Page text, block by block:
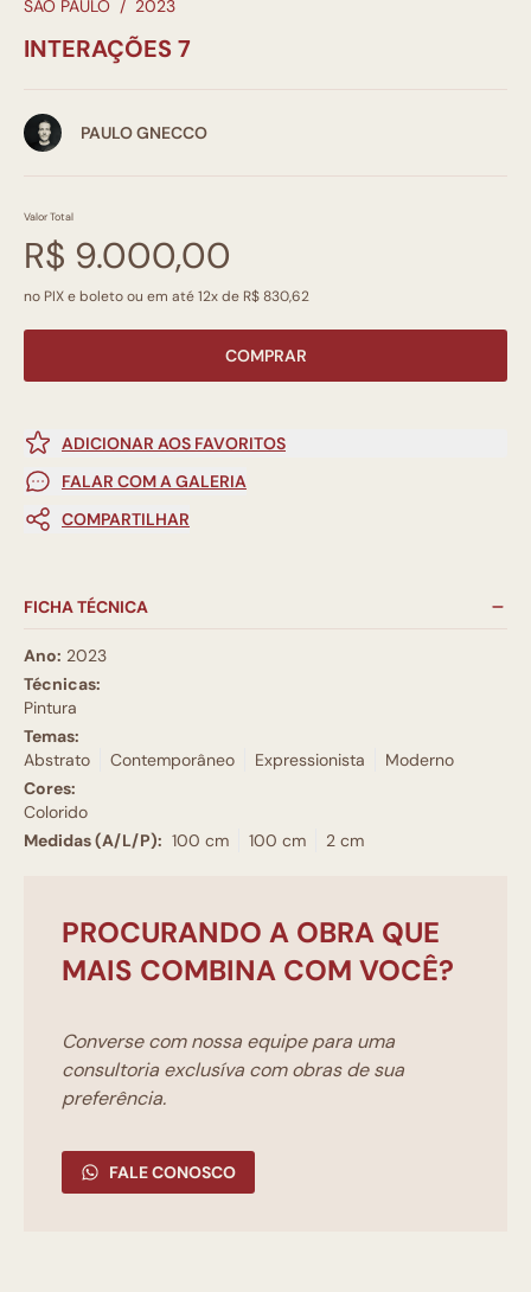
SÃO PAULO / 2023
INTERAÇÕES 7
PAULO GNECCO
Valor Total
R$ 9.000,00
no PIX e boleto ou em até 12x de R$ 830,62
COMPRAR
ADICIONAR AOS FAVORITOS
FALAR COM A GALERIA
COMPARTILHAR
FICHA TÉCNICA
Ano: 2023
Técnicas:
Pintura
Temas:
Abstrato
Contemporâneo Expressionista
Moderno
Cores:
Colorido
Medidas (A/L/P): 100 cm 100 cm 2 cm
PROCURANDO A OBRA QUE
MAIS COMBINA COM VOCÊ?
Converse com nossa equipe para uma
consultoria exclusíva com obras de sua
preferência.
FALE CONOSCO